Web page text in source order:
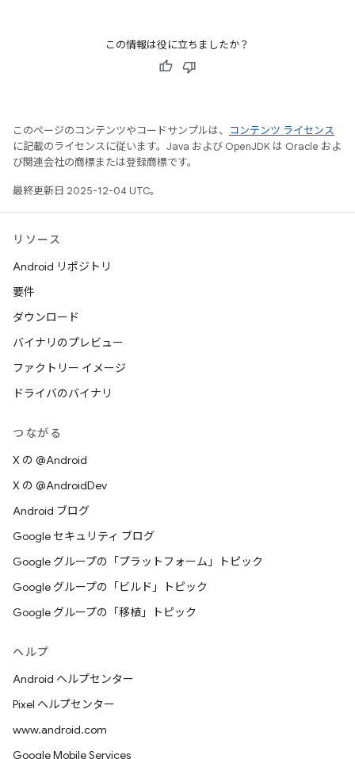
この情報は役に立ちましたか？
このページのコンテンツやコードサンプルは、
コンテンツ ライセンス
に記載のライセンスに従います。Java および OpenJDK は Oracle およ
び関連会社の商標または登録商標です。
最終更新日 2025-12-04 UTC。
リソース
Android リポジトリ
要件
ダウンロード
バイナリのプレビュー
ファクトリー イメージ
ドライバのバイナリ
つながる
X の @Android
X の @AndroidDev
Android ブログ
Google セキュリティ ブログ
Google グループの「プラットフォーム」トピック
Google グループの「ビルド」トピック
Google グループの「移植」トピック
ヘルプ
Android ヘルプセンター
Pixel ヘルプセンター
www.android.com
Google Mobile Services